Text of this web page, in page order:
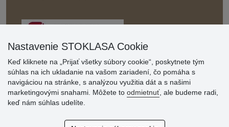
Hodnotenia
zákazníkov
Nastavenie STOKLASA Cookie
Keď kliknete na „Prijať všetky súbory cookie“, poskytnete tým
súhlas na ich ukladanie na vašom zariadení, čo pomáha s
navigáciou na stránke, s analýzou využitia dát a s našimi
marketingovými snahami. Môžete to odmietnuť, ale budeme radi,
keď nám súhlas udelíte.